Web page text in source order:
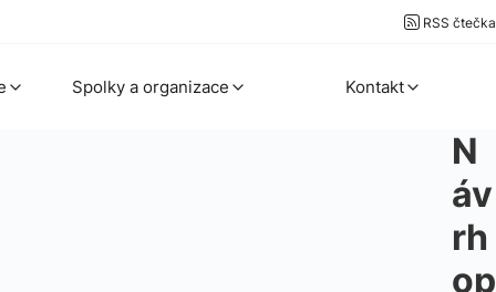
RSS čtečka
Spolky a organizace Kontakt
N
áv
rh
op